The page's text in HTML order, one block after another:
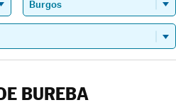
BUREBA